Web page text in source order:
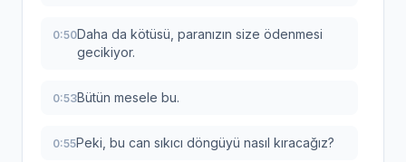
0:50Daha da kötüsü, paranızın size ödenmesi
gecikiyor.
0:53Bütün mesele bu.
0:55Peki, bu can sıkıcı döngüyü nasıl kıracağız?